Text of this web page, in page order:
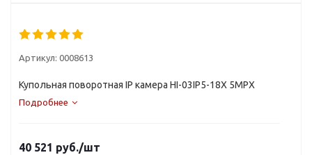
Артикул: 0008613
Купольная поворотная IP камера HI-03IP5-18X 5MPX
Подробнее
40 521 руб./шт